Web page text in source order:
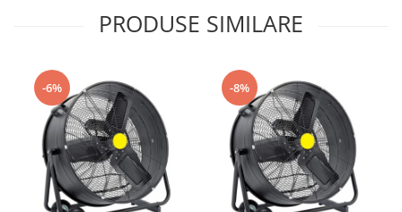
Atomizoare si pulverizatoare
Motoburghie
Maturi rotative
Solarii gradina
Solutii depozitare
Casute gradina
PRODUSE SIMILARE
-6% -8%